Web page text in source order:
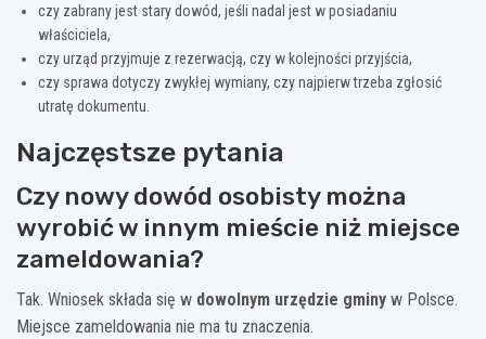
czy zabrany jest stary dowód, jeśli nadal jest w posiadaniu
właściciela,
czy urząd przyjmuje z rezerwacją, czy w kolejności przyjścia,
czy sprawa dotyczy zwykłej wymiany, czy najpierw trzeba zgłosić
utratę dokumentu.
Najczęstsze pytania
Czy nowy dowód osobisty można
wyrobić w innym mieście niż miejsce
zameldowania?
Tak. Wniosek składa się w dowolnym urzędzie gminy w Polsce.
Miejsce zameldowania nie ma tu znaczenia.